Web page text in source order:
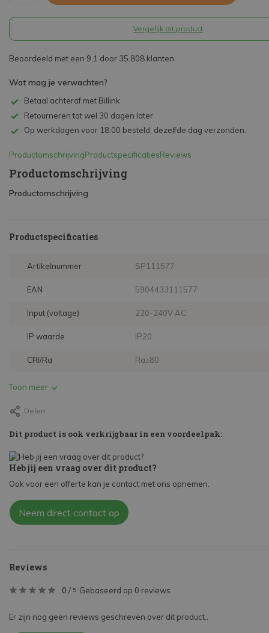
Vergelijk dit product
Beoordeeld met een 9,1 door 35.808 klanten
Wat mag je verwachten?
Betaal achteraf met Billink
Retourneren tot wel 30 dagen later
Op werkdagen voor 18:00 besteld, dezelfde dag verzonden.
ProductomschrijvingProductspecificatiesReviews
Productomschrijving
Productomschrijving
Productspecificaties
Artikelnummer SP111577
EAN 5904433111577
Input (voltage) 220-240V AC
IP waarde IP20
CRI/Ra Ra≥80
Toon meer
Delen
Dit product is ook verkrijgbaar in een voordeelpak:
Heb jij een vraag over dit product?
Ook voor een offerte kan je contact met ons opnemen.
Neem direct contact op
Reviews
0 / 5 Gebaseerd op 0 reviews
Er zijn nog geen reviews geschreven over dit product..